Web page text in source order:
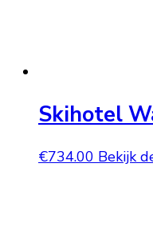
Skihotel
€734.00 Bekijk